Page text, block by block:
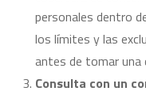
personales dentro
los límites y las
antes de tomar una
Consulta con un